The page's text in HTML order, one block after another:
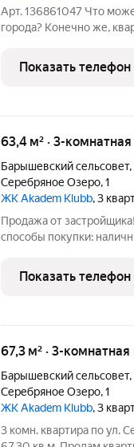
Арт. 136861047 Что
города? Конечно же,
получите спокойствие
комплексе.
Показать телефон
63,4 м² · 3-
Барышевский сельсовет,
Серебряное Озеро,1
ЖК Akadem Klubb, 3
Продажа от
способы покупки:
разработаны с учетом
каскадом спускаются
Показать телефон
67,3 м² · 3-
Барышевский сельсовет,
Серебряное Озеро,1
ЖК Akadem Klubb, 3
3 комн. квартира по ул.